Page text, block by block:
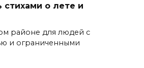
стихами о лете и
районе для людей с
и ограниченными